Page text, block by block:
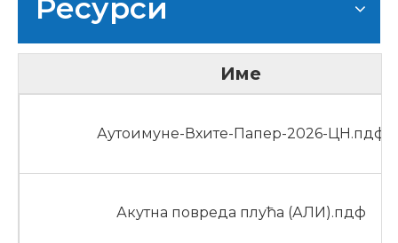
Ресурси
Име
Аутоимуне-Вхите-Папер-2026-ЦН.пдф
Акутна повреда плућа (АЛИ).пдф